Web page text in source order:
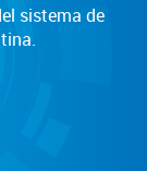
sistema de